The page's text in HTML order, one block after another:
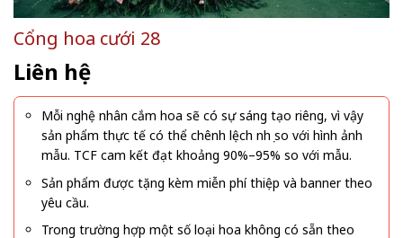
Cổng hoa cưới 28
Liên hệ
Mỗi nghệ nhân cắm hoa sẽ có sự sáng tạo riêng, vì vậy
sản phẩm thực tế có thể chênh lệch nhẹ so với hình ảnh
mẫu. TCF cam kết đạt khoảng 90%–95% so với mẫu.
Sản phẩm được tặng kèm miễn phí thiệp và banner theo
yêu cầu.
Trong trường hợp một số loại hoa không có sẵn theo